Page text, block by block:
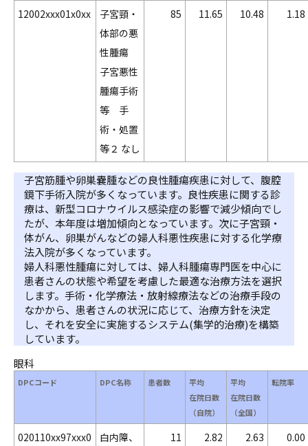
12002xxx01x0xx
子宮頸・
体部の悪
性腫瘍
子宮悪性
腫瘍手術
等 手
術・処置
等２ なし
85 11.65 10.48 1.18
子宮筋腫や卵巣嚢腫などの良性腫瘍疾患に対して、腹腔
鏡下手術入院が多くなっています。良性疾患に関する診
療は、新型コロナウイルス感染症の影響で減少傾向でし
たが、本年度は増加傾向となっています。次に子宮頸・
体がん、卵巣がんなどの婦人科悪性疾患に対する化学療
法入院が多くなっています。
婦人科悪性腫瘍に対しては、婦人科腫瘍専門医を中心に
患者さんの状態や希望を考慮した最適な治療方法を選択
します。手術・化学療法・放射線療法などの治療手段の
なかから、患者さんの状況に応じて、治療方針を決定
し、それを安全に実施するシステム(集学的治療)を構築
しています。
眼科
DPCコード DPC名称 患者数
平均
在院日数
（自院）
平均
在院日数
（全国）
転院率
020110xx97xxx0 白内障、 11 2.82 2.63 0.00